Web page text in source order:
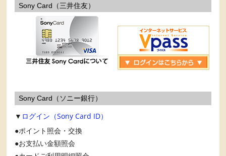
Sony Card（三井住友）
Sony Card（ソニー銀行）
▼ ログイン（Sony Card ID）
ポイント照会・交換
お支払い金額照会